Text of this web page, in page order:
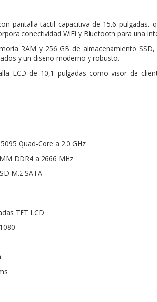
pantalla táctil capacitiva de 15,6
conectividad WiFi y Bluetooth para una
RAM y 256 GB de almacenamiento
y un diseño moderno y robusto.
LCD de 10,1 pulgadas como visor de
Quad-Core a 2.0 GHz
DDR4 a 2666 MHz
M.2 SATA
TFT LCD